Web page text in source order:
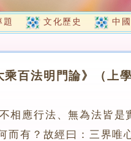
題 文化歷史 中
乘百法明門論》（上學
相應行法、無為法皆
而有？故經曰：三界唯